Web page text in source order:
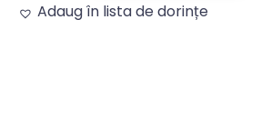
Adaug în lista de dorințe